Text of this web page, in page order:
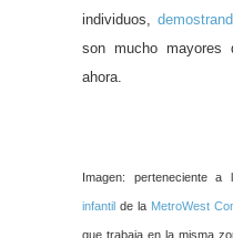
individuos,
son mucho
ahora.
Imagen: perteneciente a
infantil de la MetroWest
que trabaja en la misma